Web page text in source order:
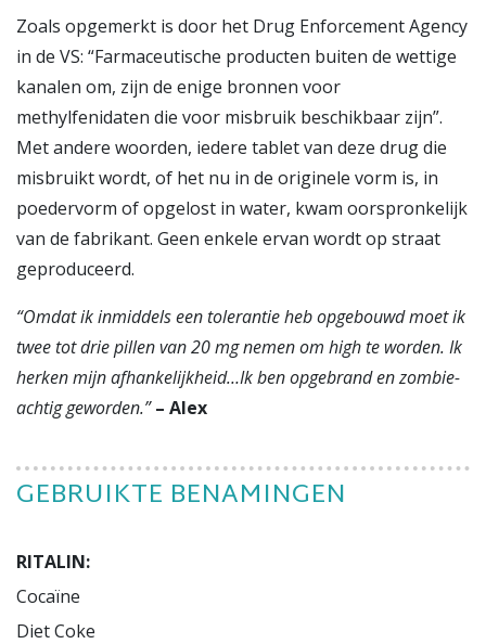
Zoals opgemerkt is door het Drug Enforcement Agency
in de VS: “Farmaceutische producten buiten de wettige
kanalen om, zijn de enige bronnen voor
methylfenidaten die voor misbruik beschikbaar zijn”.
Met andere woorden, iedere tablet van deze drug die
misbruikt wordt, of het nu in de originele vorm is, in
poedervorm of opgelost in water, kwam oorspronkelijk
van de fabrikant. Geen enkele ervan wordt op straat
geproduceerd.
“Omdat ik inmiddels een tolerantie heb opgebouwd moet ik
twee tot drie pillen van 20 mg nemen om high te worden. Ik
herken mijn afhankelijkheid…Ik ben opgebrand en zombie-
achtig geworden.”– Alex
GEBRUIKTE BENAMINGEN
RITALIN:
Cocaïne
Diet Coke